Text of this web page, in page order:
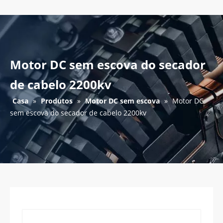
Motor DC sem escova do secador
de cabelo 2200kv
Casa » Produtos » Motor DC sem escova » Motor DC
sem escova do secador de cabelo 2200kv